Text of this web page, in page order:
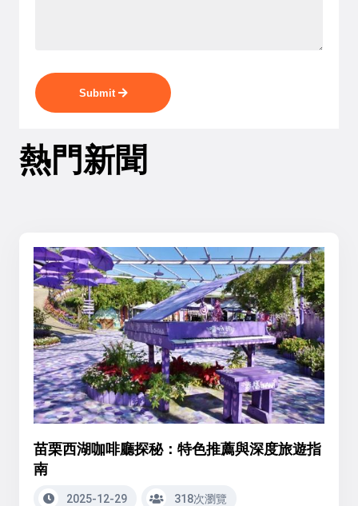
Submit
熱門新聞
苗栗西湖咖啡廳探秘：特色推薦與深度旅遊指
南
2025-12-29 318次瀏覽